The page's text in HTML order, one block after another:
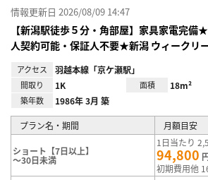
情報更新日 2026/08/09 14:47
【新潟駅徒歩５分・角部屋】家具家電完
人契約可能・保証人不要★新潟 ウィークリ
アクセス 羽越本線「京ケ瀬駅」
間取り 1K 面積 18m²
築年数 1986年 3月 築
プラン名・期間 月額目安
ショート【7日以上】
～30日未満
1日当たり
94,800
初期費用他